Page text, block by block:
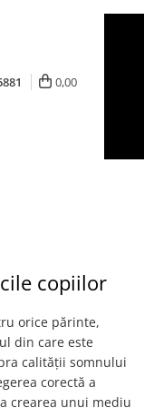
0,00
copiilor
orice părinte,
din care este
calității somnului
corectă a
crearea unui mediu